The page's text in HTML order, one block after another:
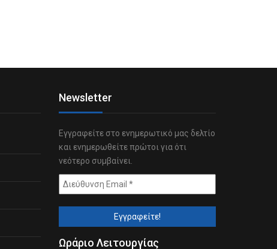
Newsletter
Εγγραφείτε στο ενημερωτικό μας δελτίο
και ενημερωθείτε πρώτοι για ότι
νεότερο συμβαίνει.
Ωράριο Λειτουργίας